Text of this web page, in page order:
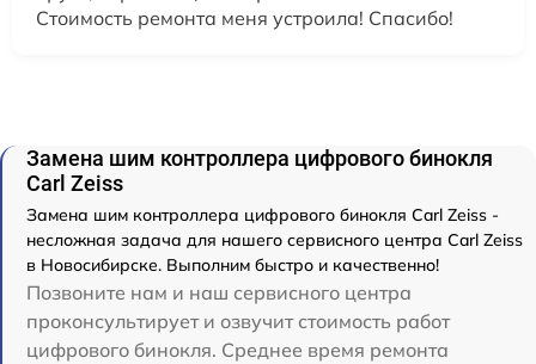
Стоимость ремонта меня устроила! Спасибо!
Замена шим контроллера цифрового бинокля
Carl Zeiss
Замена шим контроллера цифрового бинокля Carl Zeiss -
несложная задача для нашего сервисного центра Carl Zeiss
в Новосибирске. Выполним быстро и качественно!
Позвоните нам и наш сервисного центра
проконсультирует и озвучит стоимость работ
цифрового бинокля. Среднее время ремонта